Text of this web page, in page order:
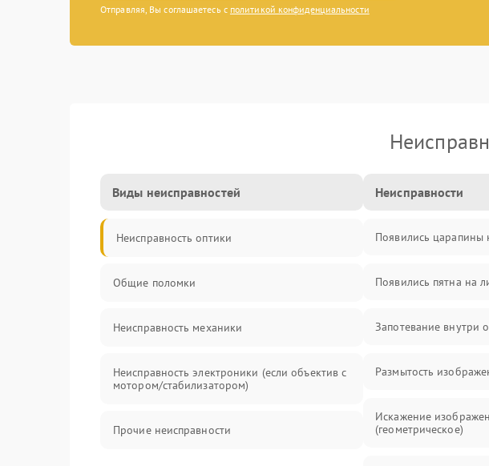
Отправляя, Вы соглашаетесь с политикой конфиденциальности
Виды неисправностей
Неисправность оптики
Общие поломки
Неисправность механики
Неисправность электроники (если объектив с
мотором/стабилизатором)
Прочие неисправности
Неисправности
Появились царапины
Появились пятна на
Запотевание внутри
Размытость
Искажение
(геометрическое)